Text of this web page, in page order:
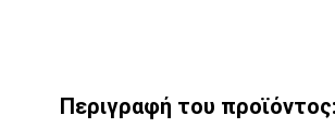
Περιγραφή του προϊόντος: